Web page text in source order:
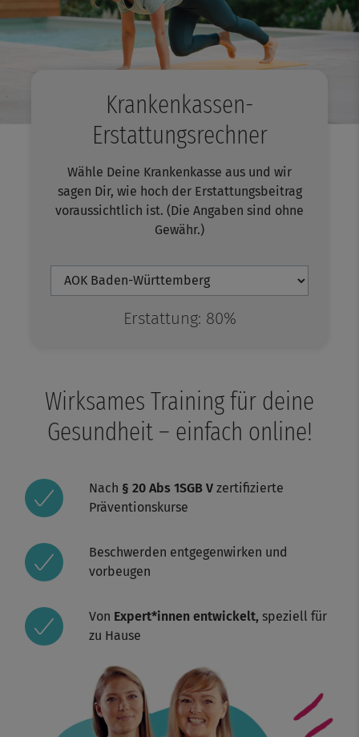
Krankenkassen-
Erstattungsrechner
Wähle Deine Krankenkasse aus und wir
sagen Dir, wie hoch der Erstattungsbeitrag
voraussichtlich ist. (Die Angaben sind ohne
Gewähr.)
Erstattung: 80%
Wirksames Training für deine
Gesundheit – einfach online!
Nach § 20 Abs 1SGB V zertifizierte
Präventionskurse
Beschwerden entgegenwirken und
vorbeugen
Von Expert*innen entwickelt, speziell für
zu Hause